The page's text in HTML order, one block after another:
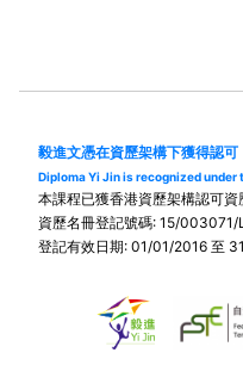
毅進文憑在資歷架構下獲得認可
Diploma Yi Jin is recognized
本課程已獲香港資歷架構認可資
資歷名冊登記號碼: 15/003071/
登記有效日期: 01/01/2016 至